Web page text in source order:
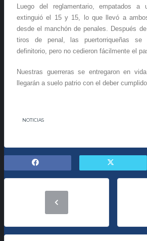
Luego del reglamentario, empatados
extinguió el 15 y 15, lo que llevó a
desde el manchón de penales. Después
tiros de penal, las puertorriqueñas
definitorio, pero no cedieron fácilmente el
Nuestras guerreras se entregaron en
llegarán a suelo patrio con el deber
NOTICIAS